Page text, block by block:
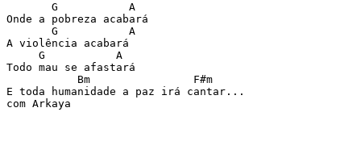
       G	   A
Onde a pobreza acabará
       G           A
A violência acabará
     G           A
Todo mau se afastará
           Bm                F#m
E toda humanidade a paz irá cantar...
com Arkaya